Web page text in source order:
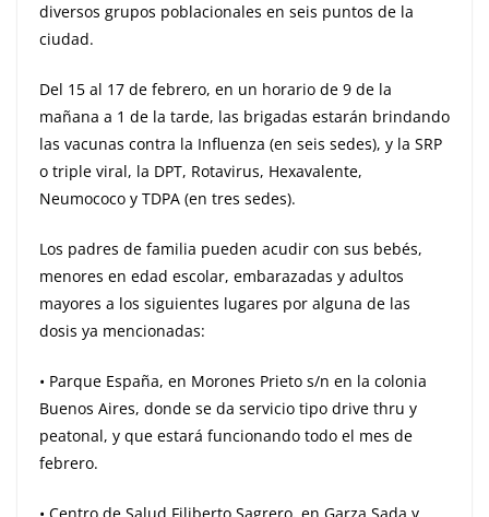
diversos grupos poblacionales en seis puntos de la
ciudad.
Del 15 al 17 de febrero, en un horario de 9 de la
mañana a 1 de la tarde, las brigadas estarán brindando
las vacunas contra la Influenza (en seis sedes), y la SRP
o triple viral, la DPT, Rotavirus, Hexavalente,
Neumococo y TDPA (en tres sedes).
Los padres de familia pueden acudir con sus bebés,
menores en edad escolar, embarazadas y adultos
mayores a los siguientes lugares por alguna de las
dosis ya mencionadas:
• Parque España, en Morones Prieto s/n en la colonia
Buenos Aires, donde se da servicio tipo drive thru y
peatonal, y que estará funcionando todo el mes de
febrero.